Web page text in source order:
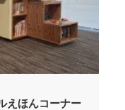
えほんコーナー